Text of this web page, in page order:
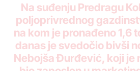
Na suđenju Predragu
poljoprivrednog
na kom je pronađeno 1,6
danas je svedočio bivši
Nebojša Đurđević, koji je